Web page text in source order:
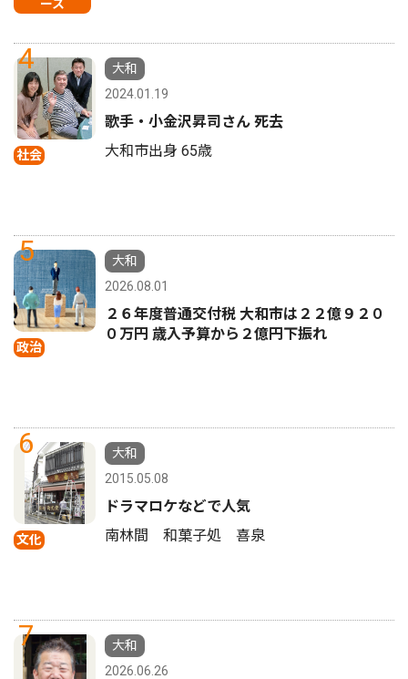
ース
4
社会
大和
2024.01.19
歌手・小金沢昇司さん 死去
大和市出身 65歳
5
政治
大和
2026.08.01
２６年度普通交付税 大和市は２２億９２０
０万円 歳入予算から２億円下振れ
6
文化
大和
2015.05.08
ドラマロケなどで人気
南林間 和菓子処 喜泉
7
大和
2026.06.26